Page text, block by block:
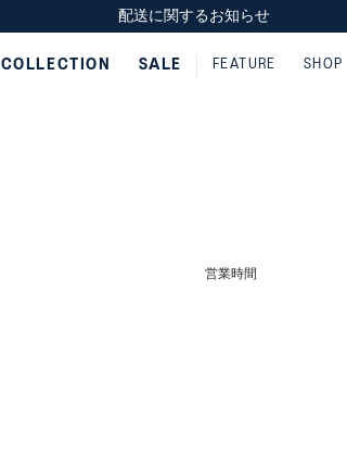
スクスク（SUKU2）価格改定のお知らせ
配送に関するお知らせ
スクスク（SUKU2）価格改定のお知らせ
配送に関するお知らせ
COLLECTION SALE FEATURE SHOP
営業時間